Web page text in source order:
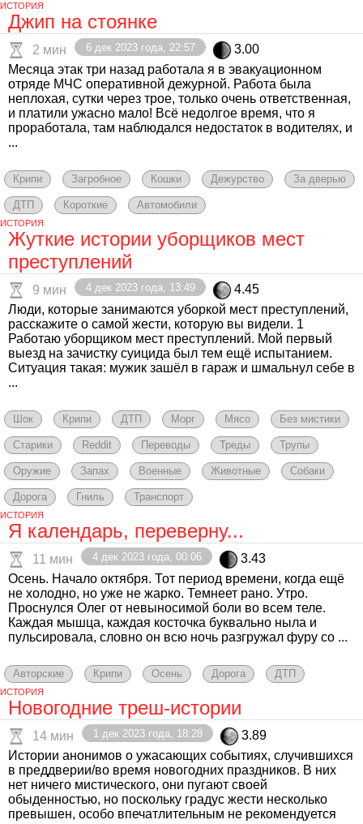
ИСТОРИЯ
Джип на стоянке
2 мин 6 дек 2023 года, 22:57
3.00
Месяца этак три назад работала я в эвакуационном
отряде МЧС оперативной дежурной. Работа была
неплохая, сутки через трое, только очень ответственная,
и платили ужасно мало! Всё недолгое время, что я
проработала, там наблюдался недостаток в водителях, и
...
Крипи Загробное Кошки Дежурство За дверью
ДТП Короткие Автомобили
ИСТОРИЯ
Жуткие истории уборщиков мест
преступлений
9 мин 4 дек 2023 года, 13:49
4.45
Люди, которые занимаются уборкой мест преступлений,
расскажите о самой жести, которую вы видели. 1
Работаю уборщиком мест преступлений. Мой первый
выезд на зачистку суицида был тем ещё испытанием.
Ситуация такая: мужик зашёл в гараж и шмальнул себе в
...
Шок Крипи ДТП Морг Мясо Без мистики
Старики Reddit Переводы Треды Трупы
Оружие Запах Военные Животные Собаки
Дорога Гниль Транспорт
ИСТОРИЯ
Я календарь, переверну...
11 мин 4 дек 2023 года, 00:06
3.43
Осень. Начало октября. Тот период времени, когда ещё
не холодно, но уже не жарко. Темнеет рано. Утро.
Проснулся Олег от невыносимой боли во всем теле.
Каждая мышца, каждая косточка буквально ныла и
пульсировала, словно он всю ночь разгружал фуру со ...
Авторские Крипи Осень Дорога ДТП
ИСТОРИЯ
Новогодние треш-истории
14 мин 1 дек 2023 года, 18:28
3.89
Истории анонимов о ужасающих событиях, случившихся
в преддверии/во время новогодних праздников. В них
нет ничего мистического, они пугают своей
обыденностью, но поскольку градус жести несколько
превышен, особо впечатлительным не рекомендуется